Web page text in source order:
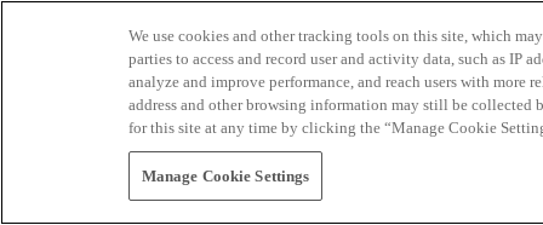
We use cookies and other tracking tools on this site, which
parties to access and record user and activity data, such as IP
analyze and improve performance, and reach users with
address and other browsing information may still be collected
for this site at any time by clicking the “Manage Cookie
Manage Cookie Settings